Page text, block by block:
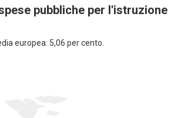
pubbliche per l'istruzione
europea: 5,06 per cento.